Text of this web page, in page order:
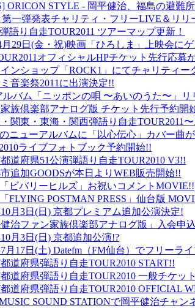
ORICON STYLE - 岡平健治、福島の避難
一弾発表チャリティ・フリーLIVE＆リリ
語り自走TOUR2011 ツアーマップ更新！
29日(金・祝)映画「ひろしま」上映会に
オフィシャルHPチケット先行応募
ンショップ「ROCK1」にてチャリティー
音楽祭2011に出演決定!!
ルバム「ニッポンの唄 〜あいのうた〜」リ
族倶楽部アナログ版 チケット先行予約開
関東・東海・関西弾語り自走TOUR2011
ニューアルバムに「以心伝心」カバー曲
ライブフォトブック予約開始!!
道府県51公演弾語り自走TOUR2010 V3!!
追加GOODSが本日よりWEB販売開始!!
ビバリーヒルズ」お祝いコメントMOVIE!!
FLYING POSTMAN PRESS」仙台版
10月3日(日) 京都プレミアム追加公演決定!
健治ファン家族倶楽部アナログ版」入会申
月3日(日) 京都追加公演!?
7月17日(土) Datefm（FM仙台）でフリーラ
道府県弾語り自走TOUR2010 START!!
道府県弾語り自走TOUR2010 一般チケッ
道府県弾語り自走TOUR2010 OFFICIAL
SOUND STATIONで岡平健治チャン